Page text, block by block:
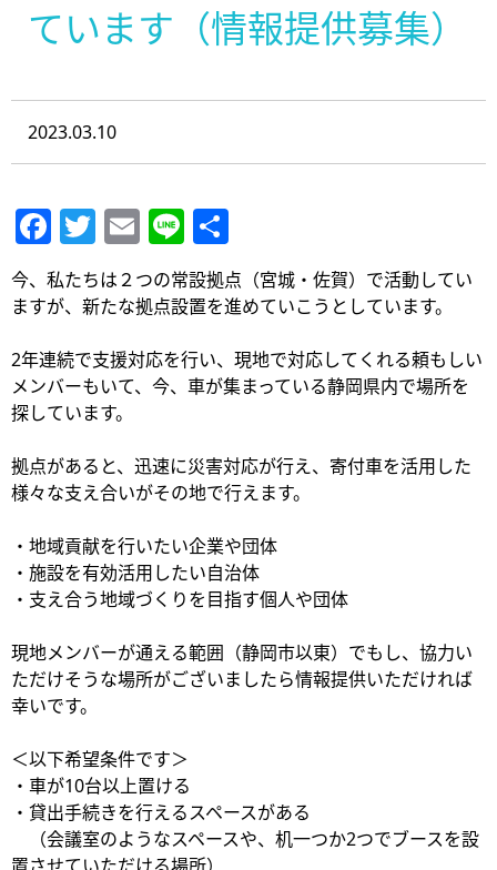
ています（情報提供募集）
2023.03.10
Facebook
Twitter
Email
Line
有
今、私たちは２つの常設拠点（宮城・佐賀）で活動してい
ますが、新たな拠点設置を進めていこうとしています。
2年連続で支援対応を行い、現地で対応してくれる頼もしい
メンバーもいて、今、車が集まっている静岡県内で場所を
探しています。
拠点があると、迅速に災害対応が行え、寄付車を活用した
様々な支え合いがその地で行えます。
・地域貢献を行いたい企業や団体
・施設を有効活用したい自治体
・支え合う地域づくりを目指す個人や団体
現地メンバーが通える範囲（静岡市以東）でもし、協力い
ただけそうな場所がございましたら情報提供いただければ
幸いです。
＜以下希望条件です＞
・車が10台以上置ける
・貸出手続きを行えるスペースがある
（会議室のようなスペースや、机一つか2つでブースを設